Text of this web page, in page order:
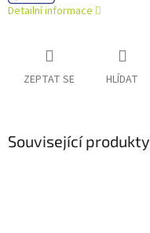
Detailní informace
ZEPTAT SE HLÍDAT
Související produkty